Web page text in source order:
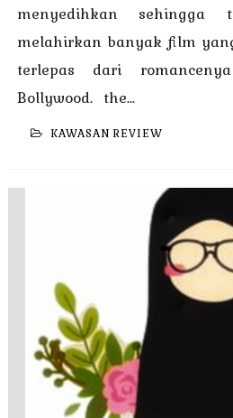
menyedihkan
melahirkan banyak film
terlepas dari
Bollywood. the...
KAWASAN REVIEW